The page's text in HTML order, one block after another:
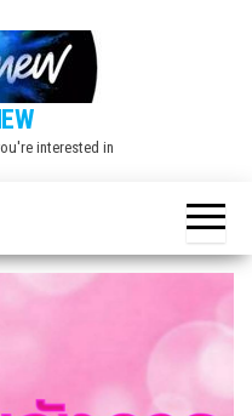
interested in